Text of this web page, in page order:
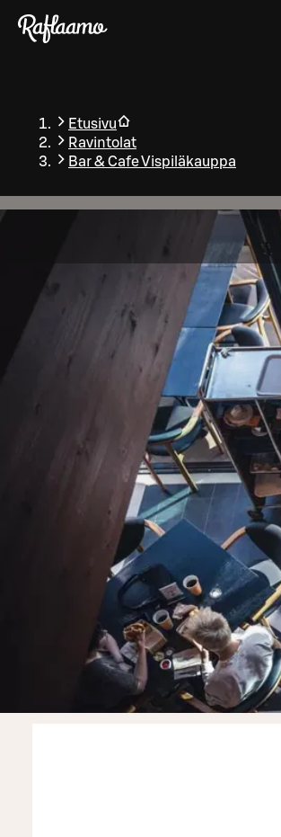
Siirry pääsisältöön
Etusivu
Ravintolat
Bar & Cafe Vispiläkauppa